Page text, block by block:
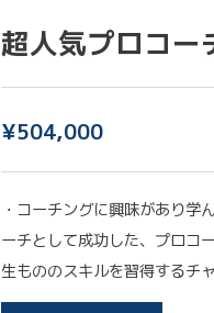
超人気プロコー
¥504,000
・コーチングに興味があり学
ーチとして成功した、プロコ
生もののスキルを習得するチ